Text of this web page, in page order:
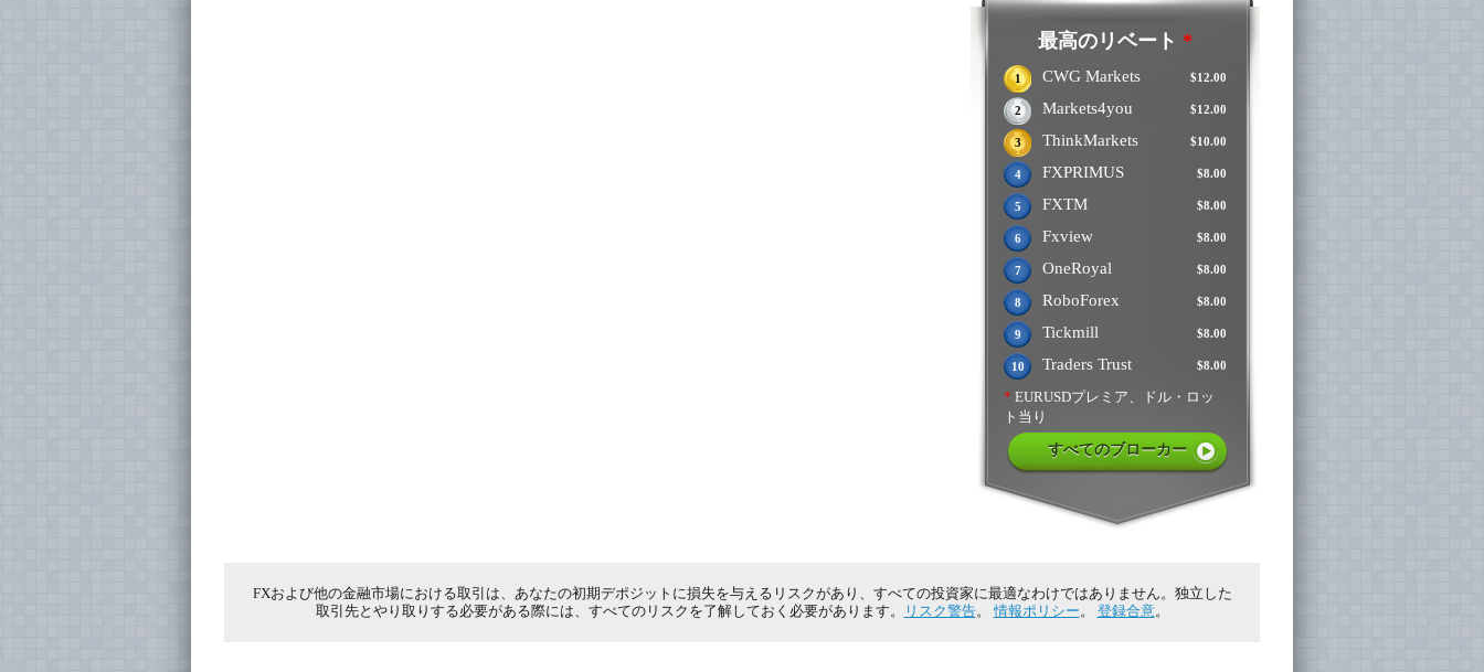
最高のリベート *
$12.00
1 CWG Markets
$12.00
2 Markets4you
$10.00
3 ThinkMarkets
$8.00
4 FXPRIMUS
$8.00
5 FXTM
$8.00
6 Fxview
$8.00
7 OneRoyal
$8.00
8 RoboForex
$8.00
9 Tickmill
$8.00
10 Traders Trust
* EURUSDプレミア、ドル・ロッ
ト当り
すべてのブローカー
FXおよび他の金融市場における取引は、あなたの初期デポジットに損失を与えるリスクがあり、すべての投資家に最適なわけではありません。独立した
取引先とやり取りする必要がある際には、すべてのリスクを了解しておく必要があります。
リスク警告。情報ポリシー。 登録合意。